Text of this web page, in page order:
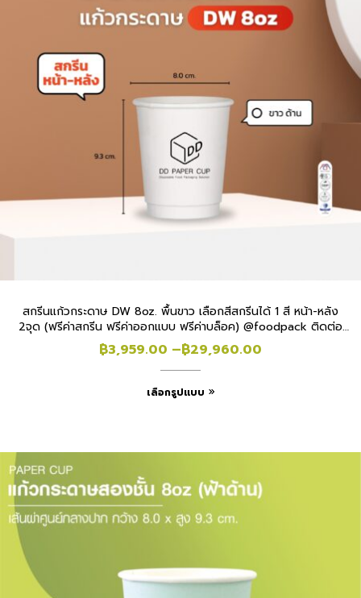
สกรีนแก้วกระดาษ DW 8oz. พื้นขาว เลือกสีสกรีนได้ 1 สี หน้า-หลัง
2จุด (ฟรีค่าสกรีน ฟรีค่าออกแบบ ฟรีค่าบล็อค) @foodpack ติดต่อ
แบ๋ม
฿3,959.00 –฿29,960.00
เลือกรูปแบบ